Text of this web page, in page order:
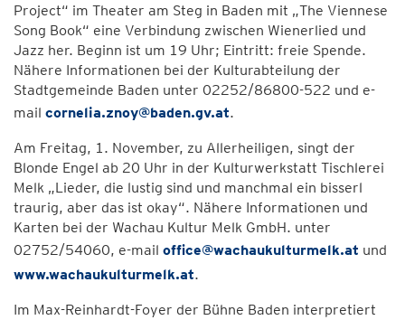
Project“ im Theater am Steg in Baden mit „The Viennese
Song Book“ eine Verbindung zwischen Wienerlied und
Jazz her. Beginn ist um 19 Uhr; Eintritt: freie Spende.
Nähere Informationen bei der Kulturabteilung der
Stadtgemeinde Baden unter 02252/86800-522 und e-
mail cornelia.znoy@baden.gv.at.
Am Freitag, 1. November, zu Allerheiligen, singt der
Blonde Engel ab 20 Uhr in der Kulturwerkstatt Tischlerei
Melk „Lieder, die lustig sind und manchmal ein bisserl
traurig, aber das ist okay“. Nähere Informationen und
Karten bei der Wachau Kultur Melk GmbH. unter
02752/54060, e-mail office@wachaukulturmelk.at und
www.wachaukulturmelk.at.
Im Max-Reinhardt-Foyer der Bühne Baden interpretiert